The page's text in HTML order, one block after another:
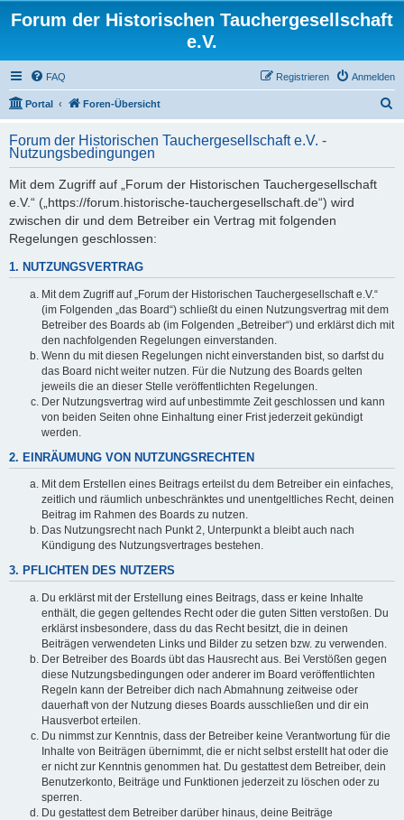
Forum der Historischen Tauchergesellschaft
e.V.
FAQ Anmelden
Registrieren
Portal Foren-Übersicht
h
Forum der Historischen Tauchergesellschaft e.V. -
Nutzungsbedingungen
Mit dem Zugriff auf „Forum der Historischen Tauchergesellschaft
e.V.“ („https://forum.historische-tauchergesellschaft.de“) wird
zwischen dir und dem Betreiber ein Vertrag mit folgenden
Regelungen geschlossen:
1. NUTZUNGSVERTRAG
Mit dem Zugriff auf „Forum der Historischen Tauchergesellschaft e.V.“
(im Folgenden „das Board“) schließt du einen Nutzungsvertrag mit dem
Betreiber des Boards ab (im Folgenden „Betreiber“) und erklärst dich mit
den nachfolgenden Regelungen einverstanden.
Wenn du mit diesen Regelungen nicht einverstanden bist, so darfst du
das Board nicht weiter nutzen. Für die Nutzung des Boards gelten
jeweils die an dieser Stelle veröffentlichten Regelungen.
Der Nutzungsvertrag wird auf unbestimmte Zeit geschlossen und kann
von beiden Seiten ohne Einhaltung einer Frist jederzeit gekündigt
werden.
2. EINRÄUMUNG VON NUTZUNGSRECHTEN
Mit dem Erstellen eines Beitrags erteilst du dem Betreiber ein einfaches,
zeitlich und räumlich unbeschränktes und unentgeltliches Recht, deinen
Beitrag im Rahmen des Boards zu nutzen.
Das Nutzungsrecht nach Punkt 2, Unterpunkt a bleibt auch nach
Kündigung des Nutzungsvertrages bestehen.
3. PFLICHTEN DES NUTZERS
Du erklärst mit der Erstellung eines Beitrags, dass er keine Inhalte
enthält, die gegen geltendes Recht oder die guten Sitten verstoßen. Du
erklärst insbesondere, dass du das Recht besitzt, die in deinen
Beiträgen verwendeten Links und Bilder zu setzen bzw. zu verwenden.
Der Betreiber des Boards übt das Hausrecht aus. Bei Verstößen gegen
diese Nutzungsbedingungen oder anderer im Board veröffentlichten
Regeln kann der Betreiber dich nach Abmahnung zeitweise oder
dauerhaft von der Nutzung dieses Boards ausschließen und dir ein
Hausverbot erteilen.
Du nimmst zur Kenntnis, dass der Betreiber keine Verantwortung für die
Inhalte von Beiträgen übernimmt, die er nicht selbst erstellt hat oder die
er nicht zur Kenntnis genommen hat. Du gestattest dem Betreiber, dein
Benutzerkonto, Beiträge und Funktionen jederzeit zu löschen oder zu
sperren.
Du gestattest dem Betreiber darüber hinaus, deine Beiträge